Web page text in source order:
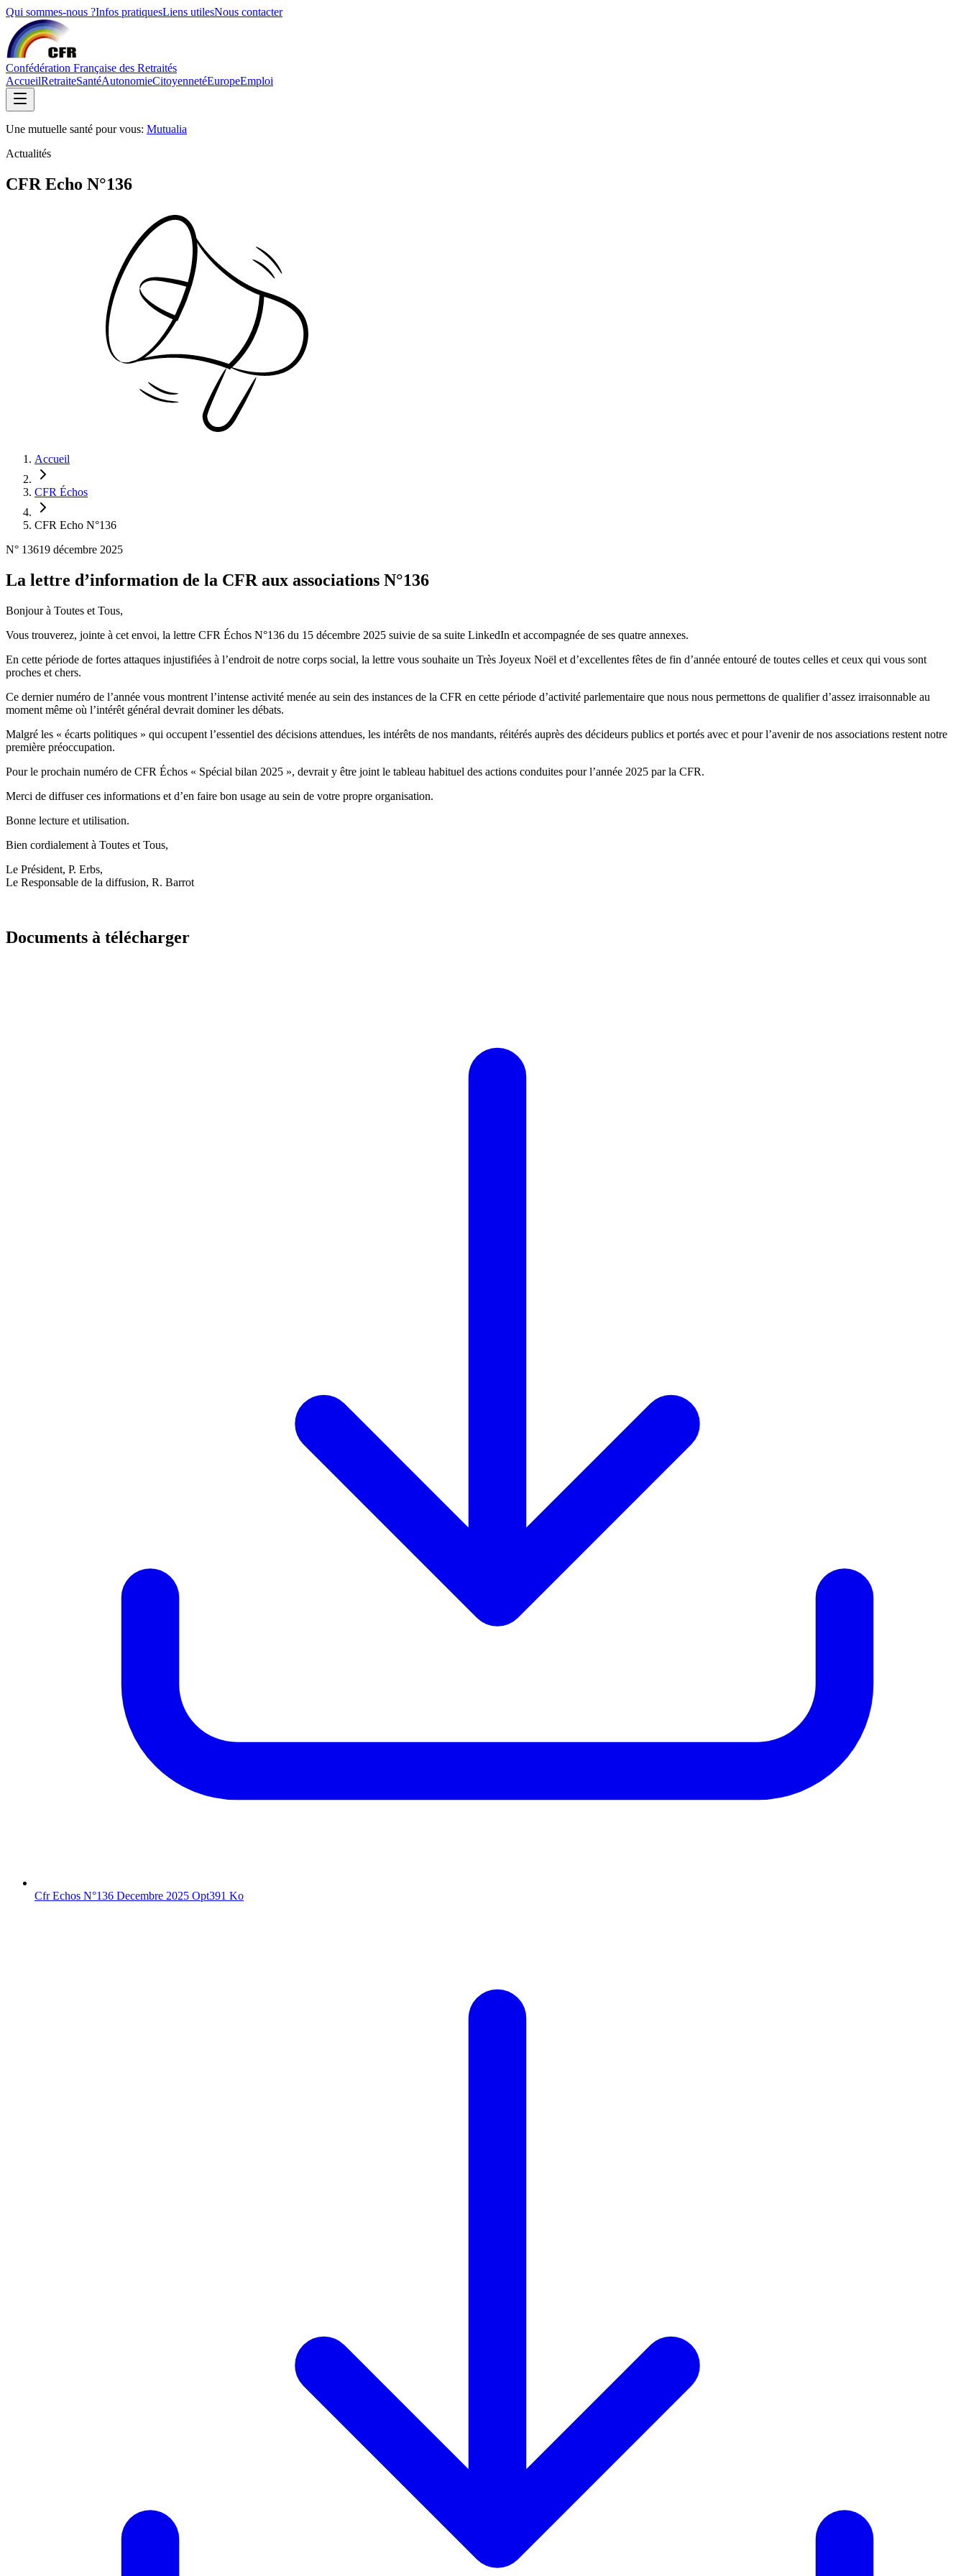
Qui sommes-nous ?Infos pratiquesLiens utilesNous contacter
Confédération Française des Retraités
AccueilRetraiteSantéAutonomieCitoyennetéEuropeEmploi
Une mutuelle santé pour vous: Mutualia
Actualités
CFR Echo N°136
Accueil
CFR Échos
CFR Echo N°136
N° 13619 décembre 2025
La lettre d’information de la CFR aux associations N°136
Bonjour à Toutes et Tous,
Vous trouverez, jointe à cet envoi, la lettre CFR Échos N°136 du 15 décembre 2025 suivie de sa suite LinkedIn et accompagnée de ses quatre annexes.
En cette période de fortes attaques injustifiées à l’endroit de notre corps social, la lettre vous souhaite un Très Joyeux Noël et d’excellentes fêtes de fin d’année entouré de toutes celles et ceux qui vous sont
proches et chers.
Ce dernier numéro de l’année vous montrent l’intense activité menée au sein des instances de la CFR en cette période d’activité parlementaire que nous nous permettons de qualifier d’assez irraisonnable au
moment même où l’intérêt général devrait dominer les débats.
Malgré les « écarts politiques » qui occupent l’essentiel des décisions attendues, les intérêts de nos mandants, réitérés auprès des décideurs publics et portés avec et pour l’avenir de nos associations restent notre
première préoccupation.
Pour le prochain numéro de CFR Échos « Spécial bilan 2025 », devrait y être joint le tableau habituel des actions conduites pour l’année 2025 par la CFR.
Merci de diffuser ces informations et d’en faire bon usage au sein de votre propre organisation.
Bonne lecture et utilisation.
Bien cordialement à Toutes et Tous,
Le Président, P. Erbs,
Le Responsable de la diffusion, R. Barrot
Documents à télécharger
Cfr Echos N°136 Decembre 2025 Opt391 Ko